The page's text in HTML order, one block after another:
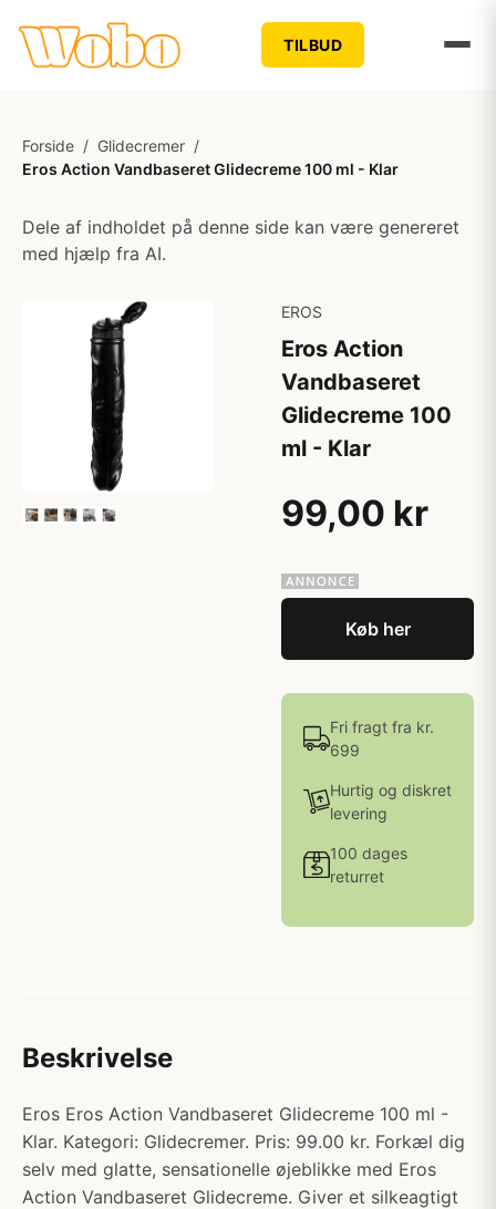
TILBUD
Forside / Glidecremer /
Eros Action Vandbaseret Glidecreme 100 ml - Klar
Dele af indholdet på denne side kan være genereret
med hjælp fra AI.
EROS
Eros Action
Vandbaseret
Glidecreme 100
ml - Klar
99,00 kr
Køb her
Fri fragt fra kr.
699
Hurtig og diskret
levering
100 dages
returret
Beskrivelse
Eros Eros Action Vandbaseret Glidecreme 100 ml -
Klar. Kategori: Glidecremer. Pris: 99.00 kr. Forkæl dig
selv med glatte, sensationelle øjeblikke med Eros
Action Vandbaseret Glidecreme. Giver et silkeagtigt